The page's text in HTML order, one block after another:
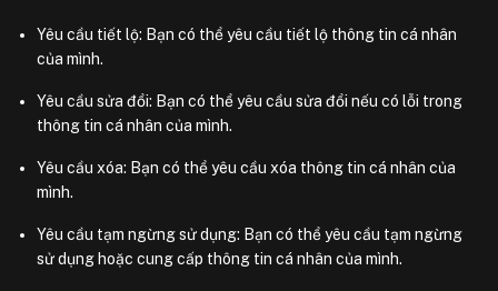
Yêu cầu tiết lộ: Bạn có thể yêu cầu tiết lộ thông tin cá nhân
của mình.
Yêu cầu sửa đổi: Bạn có thể yêu cầu sửa đổi nếu có lỗi trong
thông tin cá nhân của mình.
Yêu cầu xóa: Bạn có thể yêu cầu xóa thông tin cá nhân của
mình.
Yêu cầu tạm ngừng sử dụng: Bạn có thể yêu cầu tạm ngừng
sử dụng hoặc cung cấp thông tin cá nhân của mình.